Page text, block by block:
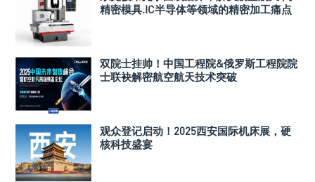
精密模具.IC半导体等领域的精密加工痛点
双院士挂帅！中国工程院&俄罗斯工程院院
士联袂解密航空航天技术突破
观众登记启动！2025西安国际机床展，硬
核科技盛宴